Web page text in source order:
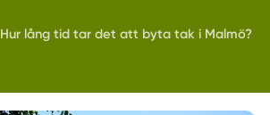
Hur lång tid tar det att byta tak i Malmö?